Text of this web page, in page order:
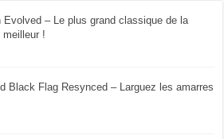
Evolved – Le plus grand classique de la
!
Black Flag Resynced – Larguez les amarres